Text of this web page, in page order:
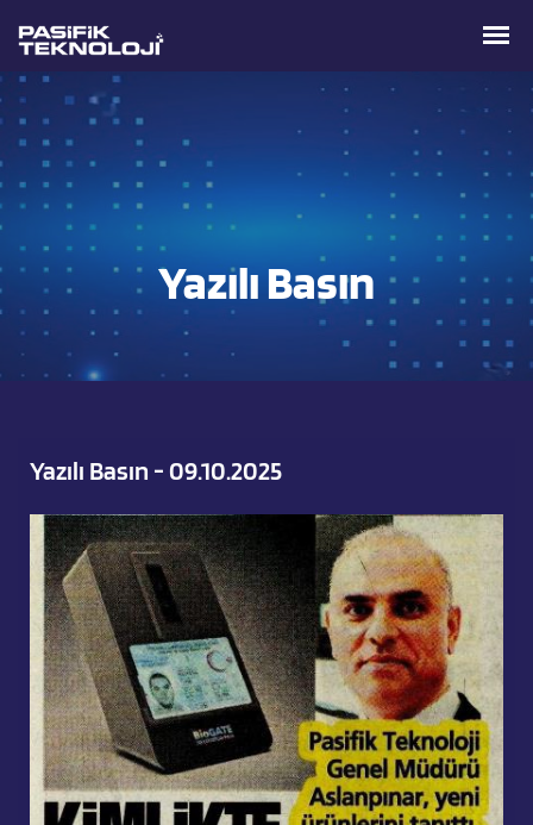
Yazılı Basın
Yazılı Basın - 09.10.2025